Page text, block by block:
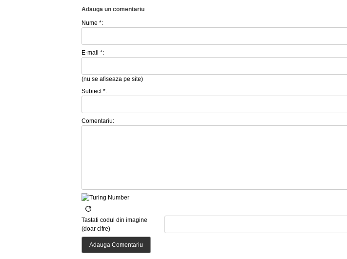
Adauga un comentariu
Nume *:
E-mail *:
(nu se afiseaza pe site)
Subiect *:
Comentariu:
Tastati codul din imagine
(doar cifre)